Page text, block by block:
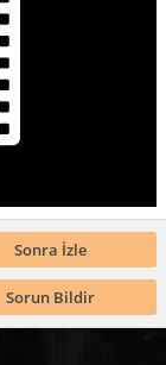
Sonra İzle
Sorun Bildir